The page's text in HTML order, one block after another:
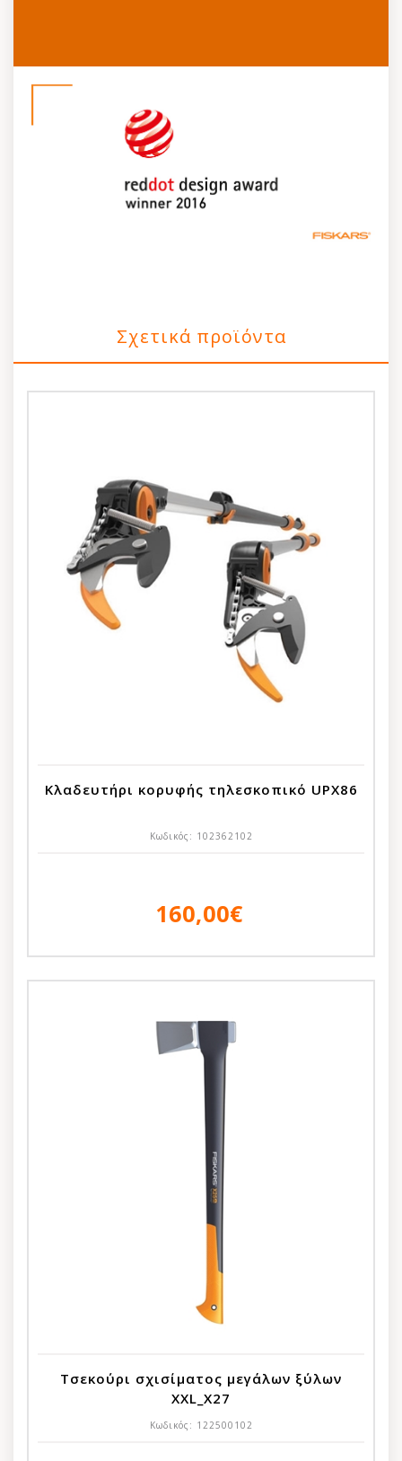
Σχετικά προϊόντα
Κλαδευτήρι κορυφής τηλεσκοπικό UPX86
Κωδικός: 102362102
160,00€
Τσεκούρι σχισίματος μεγάλων ξύλων
XXL_X27
Κωδικός: 122500102